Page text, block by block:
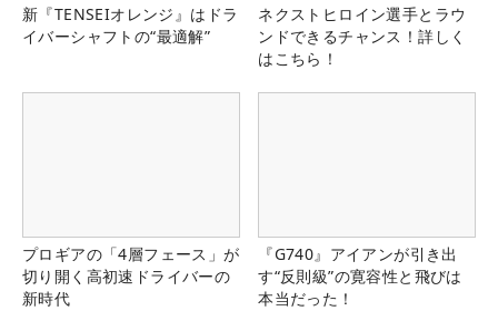
新『TENSEIオレンジ』はドラ
イバーシャフトの“最適解”
ネクストヒロイン選手とラウ
ンドできるチャンス！詳しく
はこちら！
プロギアの「4層フェース」が
切り開く高初速ドライバーの
新時代
『G740』アイアンが引き出
す“反則級”の寛容性と飛びは
本当だった！